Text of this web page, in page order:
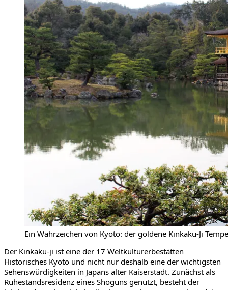
Ein Wahrzeichen von Kyoto: der goldene Kinkaku-Ji
Der Kinkaku-ji ist eine der 17 Weltkulturerbestätten
Historisches Kyoto und nicht nur deshalb eine der wichtigsten
Sehenswürdigkeiten in Japans alter Kaiserstadt. Zunächst als
Ruhestandsresidenz eines Shoguns genutzt, besteht der